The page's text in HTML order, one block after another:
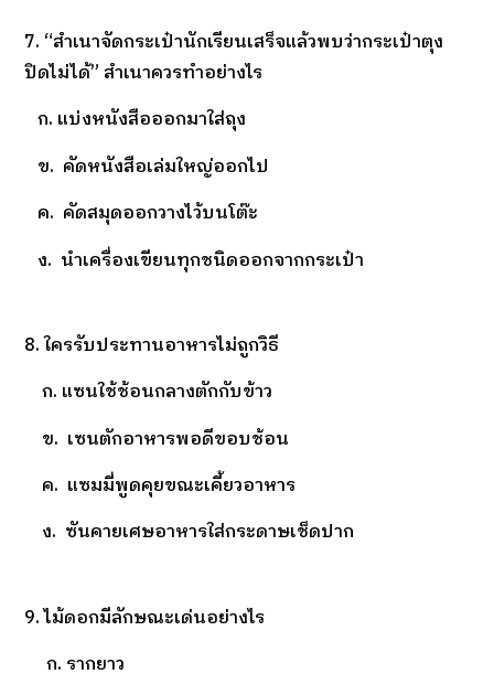
7. “สำเนาจัดกระเป๋านักเรียนเสร็จแล้วพบว่ากระเป๋าตุง
ปิดไม่ได้” สำเนาควรทำอย่างไร
ก. แบ่งหนังสือออกมาใส่ถุง
ข. คัดหนังสือเล่มใหญ่ออกไป
ค. คัดสมุดออกวางไว้บนโต๊ะ
ง. นำเครื่องเขียนทุกชนิดออกจากกระเป๋า
8. ใครรับประทานอาหารไม่ถูกวิธี
ก. แซนใช้ช้อนกลางตักกับข้าว
ข. เซนตักอาหารพอดีขอบช้อน
ค. แซมมี่พูดคุยขณะเคี้ยวอาหาร
ง. ซันคายเศษอาหารใส่กระดาษเช็ดปาก
9. ไม้ดอกมีลักษณะเด่นอย่างไร
ก. รากยาว